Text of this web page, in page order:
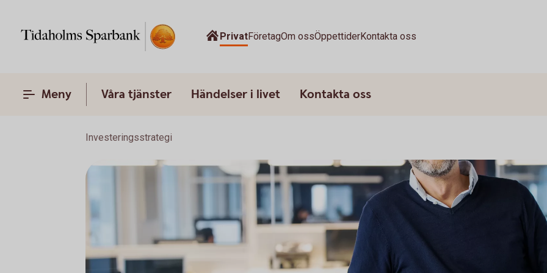
PrivatFöretagOm ossÖppettiderKontakta oss
Meny Våra tjänster Händelser i livet Kontakta oss
Investeringsstrategi